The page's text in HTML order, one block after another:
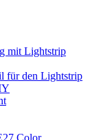
mit Lightstrip
für den Lightstrip
Color